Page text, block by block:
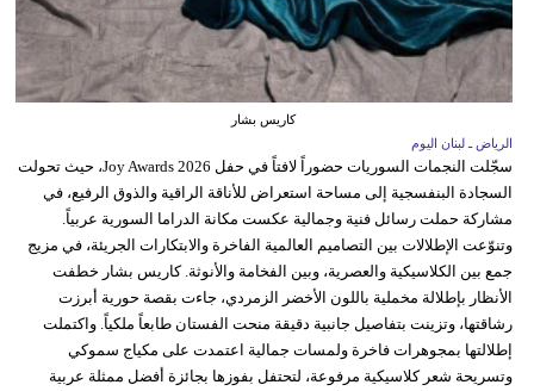
كاريس بشار
الرياض ـ لبنان اليوم
سجّلت النجمات السوريات حضوراً لافتاً في حفل Joy Awards 2026، حيث تحولت
السجادة البنفسجية إلى مساحة استعراض للأناقة الراقية والذوق الرفيع، في
مشاركة حملت رسائل فنية وجمالية عكست مكانة الدراما السورية عربياً.
وتنوّعت الإطلالات بين التصاميم العالمية الفاخرة والابتكارات الجريئة، في مزيج
جمع بين الكلاسيكية والعصرية، وبين الفخامة والأنوثة. كاريس بشار خطفت
الأنظار بإطلالة مخملية باللون الأخضر الزمردي، جاءت بقصة حورية أبرزت
رشاقتها، وتزينت بتفاصيل جانبية دقيقة منحت الفستان طابعاً ملكياً. واكتملت
إطلالتها بمجوهرات فاخرة ولمسات جمالية اعتمدت على مكياج سموكي
وتسريحة شعر كلاسيكية مرفوعة، لتحتفل بفوزها بجائزة أفضل ممثلة عربية